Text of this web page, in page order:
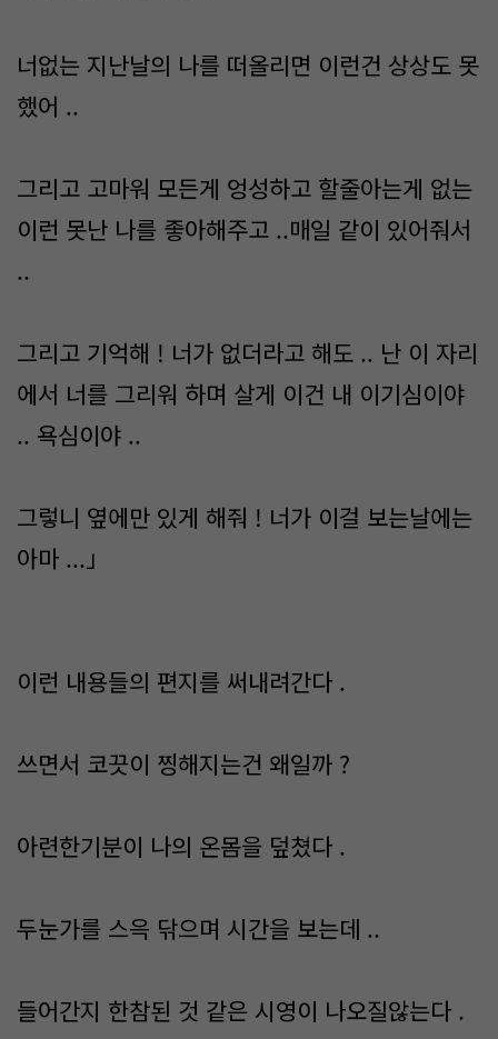
너없는 지난날의 나를 떠올리면 이런건 상상도 못
했어 ..
그리고 고마워 모든게 엉성하고 할줄아는게 없는
이런 못난 나를 좋아해주고 ..매일 같이 있어줘서
..
그리고 기억해 ! 너가 없더라고 해도 .. 난 이 자리
에서 너를 그리워 하며 살게 이건 내 이기심이야
.. 욕심이야 ..
그렇니 옆에만 있게 해줘 ! 너가 이걸 보는날에는
아마 ...」
이런 내용들의 편지를 써내려간다 .
쓰면서 코끗이 찡해지는건 왜일까 ?
아련한기분이 나의 온몸을 덮쳤다 .
두눈가를 스윽 닦으며 시간을 보는데 ..
들어간지 한참된 것 같은 시영이 나오질않는다 .